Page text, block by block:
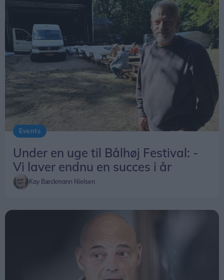
det ikke. Helt færdig med landet, som jeg nu har
besøgt 15 gange, bliver jeg nok aldrig. Måske nr.
16 næste år, hvem ved? Der er brug for ”Det grå
guld” mange steder. ”At rejse er at leve”, sagde
vores store digter (H.C. Andersen). Jeg er tilbøjelig
til at give ham ret, slutter Ulrik Elmkvist Eriksen.
Events
Under en uge til Bålhøj Festival: -
Vi laver endnu en succes i år
Kay Bæckmann Nielsen